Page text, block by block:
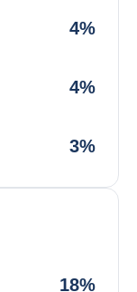
4%
4%
3%
18%